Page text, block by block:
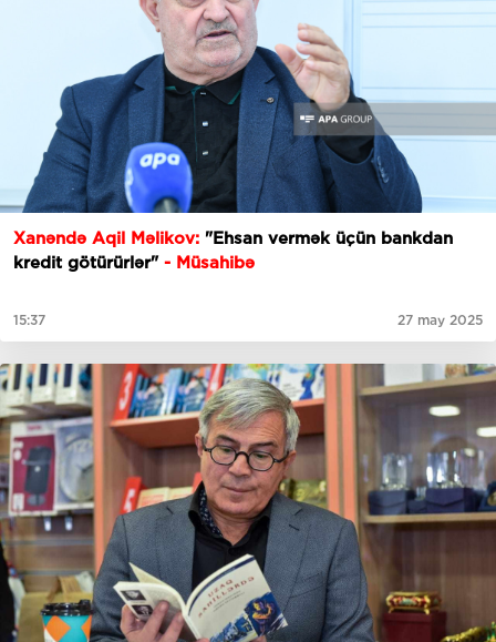
Xanəndə Aqil Məlikov: "Ehsan vermək üçün bankdan
kredit götürürlər" - Müsahibə
15:37 27 may 2025